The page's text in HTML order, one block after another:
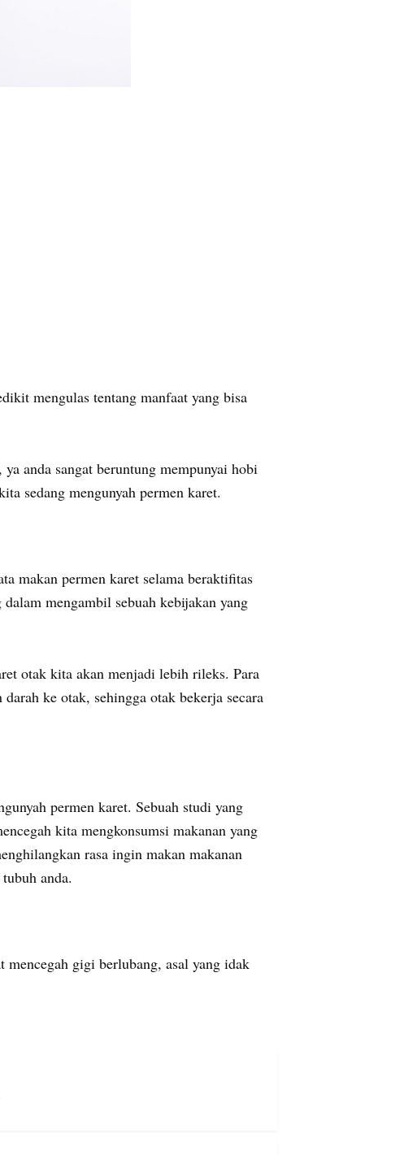
mengulas tentang manfaat yang bisa
anda sangat beruntung mempunyai hobi
sedang mengunyah permen karet.
makan permen karet selama beraktifitas
mengambil sebuah kebijakan yang
otak kita akan menjadi lebih rileks. Para
ke otak, sehingga otak bekerja secara
permen karet. Sebuah studi yang
kita mengkonsumsi makanan yang
rasa ingin makan makanan
anda.
mencegah gigi berlubang, asal yang idak